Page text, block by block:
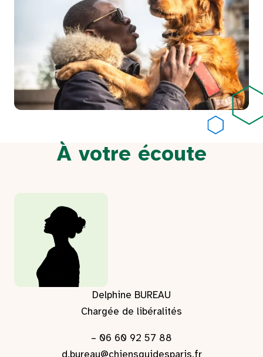
À votre écoute
Delphine BUREAU
Chargée de libéralités
– 06 60 92 57 88
d.bureau@chiensguidesparis.fr